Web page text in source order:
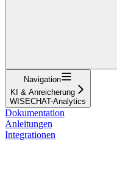
Navigation
KI & Anreicherung
WISECHAT-Analytics
Dokumentation
Anleitungen
Integrationen